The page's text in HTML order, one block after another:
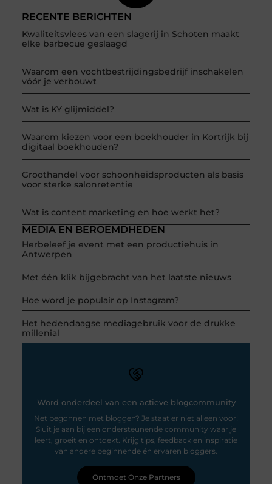
RECENTE BERICHTEN
Kwaliteitsvlees van een slagerij in Schoten maakt
elke barbecue geslaagd
Waarom een vochtbestrijdingsbedrijf inschakelen
vóór je verbouwt
Wat is KY glijmiddel?
Waarom kiezen voor een boekhouder in Kortrijk bij
digitaal boekhouden?
Groothandel voor schoonheidsproducten als basis
voor sterke salonretentie
Wat is content marketing en hoe werkt het?
MEDIA EN BEROEMDHEDEN
Herbeleef je event met een productiehuis in
Antwerpen
Met één klik bijgebracht van het laatste nieuws
Hoe word je populair op Instagram?
Het hedendaagse mediagebruik voor de drukke
millenial
Word onderdeel van een actieve blogcommunity
Net begonnen met bloggen? Je staat er niet alleen voor!
Sluit je aan bij een ondersteunende community waar je
leert, groeit en ontdekt. Krijg tips, feedback en inspiratie
van andere beginnende én ervaren bloggers.
Ontmoet Onze Partners